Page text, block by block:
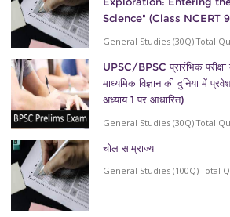
Science" (Class NCERT
General Studies (30Q) Total
UPSC/BPSC प्रारंभिक
माध्यमिक विज्ञान की दुनिया में
अध्याय 1 पर आधारित)
General Studies (30Q) Total
चोल साम्राज्य
General Studies (100Q) Total